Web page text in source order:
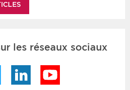
les réseaux sociaux
Twitter LinkedIn